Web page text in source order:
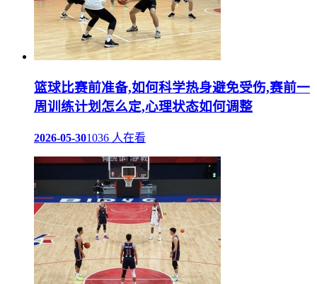
篮球比赛前准备,如何科学热身避免受伤,赛前一
周训练计划怎么定,心理状态如何调整
2026-05-301036 人在看